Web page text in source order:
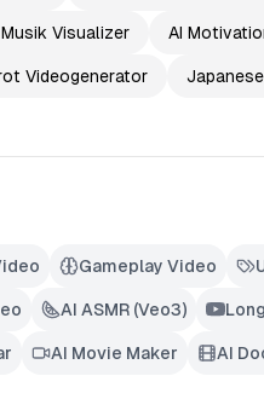
Musik Visualizer AI
Videogenerator
Gameplay Video
AI ASMR (Veo3)
AI Movie Maker AI